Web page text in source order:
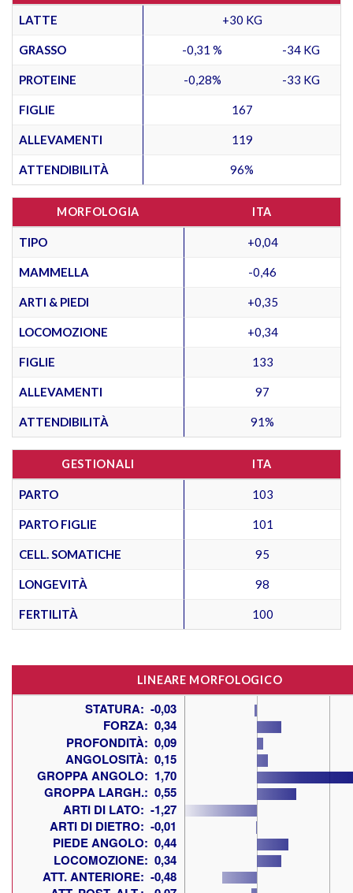
LATTE +30 KG
GRASSO -0,31 % -34 KG
PROTEINE -0,28% -33 KG
FIGLIE 167
ALLEVAMENTI 119
ATTENDIBILITÀ 96%
MORFOLOGIA ITA
TIPO +0,04
MAMMELLA -0,46
ARTI & PIEDI +0,35
LOCOMOZIONE +0,34
FIGLIE 133
ALLEVAMENTI 97
ATTENDIBILITÀ 91%
GESTIONALI ITA
PARTO 103
PARTO FIGLIE 101
CELL. SOMATICHE 95
LONGEVITÀ 98
FERTILITÀ 100
LINEARE MORFOLOGICO